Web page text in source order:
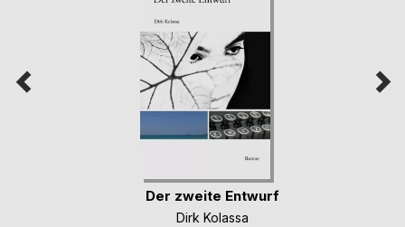
Der zweite Entwurf
Dirk Kolassa